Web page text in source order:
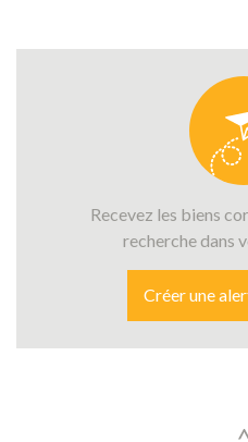
Recevez les biens
recherche dans
Créer une